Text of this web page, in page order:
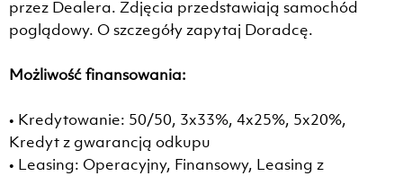
przez Dealera. Zdjęcia przedstawiają samochód
poglądowy. O szczegóły zapytaj Doradcę.
Możliwość finansowania:
• Kredytowanie: 50/50, 3x33%, 4x25%, 5x20%,
Kredyt z gwarancją odkupu
• Leasing: Operacyjny, Finansowy, Leasing z